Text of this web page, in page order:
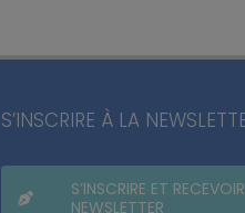
S’INSCRIRE À LA
S’INSCRIRE ET
NEWSLETTER